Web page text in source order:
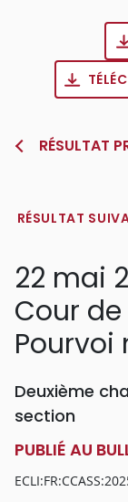
RÉSULTAT
RÉSULTAT
22 mai
Cour
Pourvoi
Deuxième
section
PUBLIÉ AU